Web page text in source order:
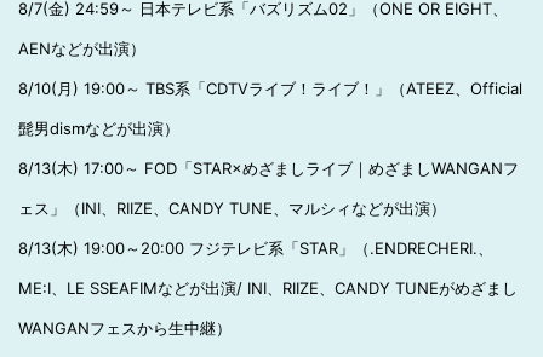
8/7(金) 24:59～ 日本テレビ系「バズリズム02」（ONE OR EIGHT、
AENなどが出演）
8/10(月) 19:00～ TBS系「CDTVライブ！ライブ！」（ATEEZ、Official
髭男dismなどが出演）
8/13(木) 17:00～ FOD「STAR×めざましライブ｜めざましWANGANフ
ェス」（INI、RIIZE、CANDY TUNE、マルシィなどが出演）
8/13(木) 19:00～20:00 フジテレビ系「STAR」（.ENDRECHERI.、
ME:I、LE SSEAFIMなどが出演/ INI、RIIZE、CANDY TUNEがめざまし
WANGANフェスから生中継）